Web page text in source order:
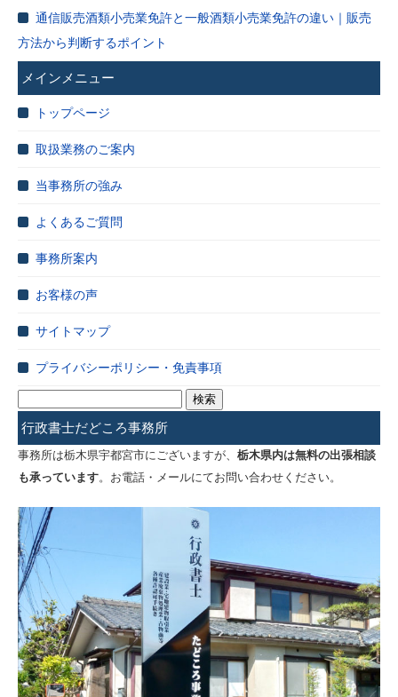
通信販売酒類小売業免許と一般酒類小売業免許の違い｜販売
方法から判断するポイント
メインメニュー
トップページ
取扱業務のご案内
当事務所の強み
よくあるご質問
事務所案内
お客様の声
サイトマップ
プライバシーポリシー・免責事項
索:
行政書士だどころ事務所
事務所は栃木県宇都宮市にございますが、 栃木県内は無料の出張相談
も承っています。お電話・メールにてお問い合わせください。